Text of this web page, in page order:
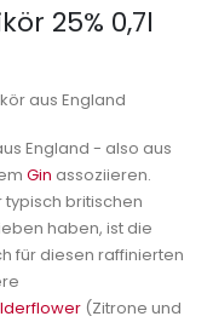
25% 0,7l
aus England
England - also aus
Gin assoziieren.
typisch britischen
haben, ist die
für diesen raffinierten
(Zitrone und